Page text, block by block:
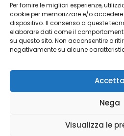
Per fornire le migliori esperienze,
cookie per memorizzare e/o
dispositivo. Il consenso a queste
elaborare dati come il
su questo sito. Non acconsentire o
negativamente su alcune
Accetta
Nega
Visualizza le
Post
navigation
“Azzardicon”: